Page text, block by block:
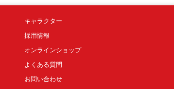
キャラクター
採用情報
オンラインショップ
よくある質問
お問い合わせ